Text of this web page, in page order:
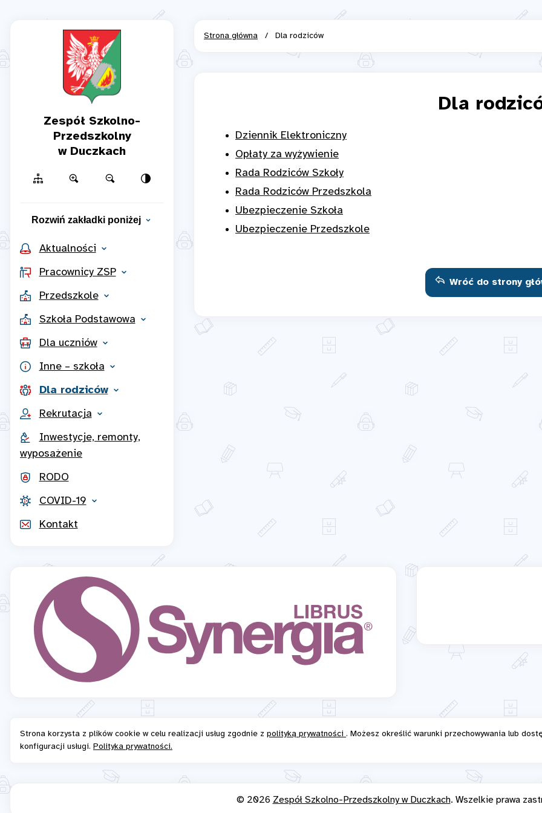
Zespół Szkolno-
Przedszkolny
w Duczkach
Rozwiń zakładki poniżej
Aktualności
Pracownicy ZSP
Przedszkole
Szkoła Podstawowa
Dla uczniów
Inne – szkoła
Dla rodziców
Rekrutacja
Inwestycje, remonty,
wyposażenie
RODO
COVID-19
Kontakt
Strona główna / Dla rodziców
Dla
Dziennik Elektroniczny
Opłaty za wyżywienie
Rada Rodziców Szkoły
Rada Rodziców Przedszkola
Ubezpieczenie Szkoła
Ubezpieczenie Przedszkole
Wróć do strony
Strona korzysta z plików cookie w celu realizacji usług zgodnie z polityką prywatności . Możesz określić warunki przechowywania lub
konfiguracji usługi. Polityka prywatności.
© 2026 Zespół Szkolno-Przedszkolny w Duczkach. Wszelkie prawa